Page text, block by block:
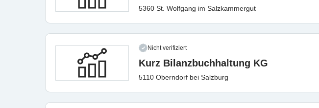
5360 St. Wolfgang im Salzkammergut
Nicht verifiziert
Kurz Bilanzbuchhaltung KG
5110 Oberndorf bei Salzburg